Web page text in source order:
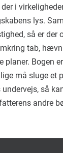
i
lys.
så er der
tab,
planer. Bogen
må sluge et
så
andre